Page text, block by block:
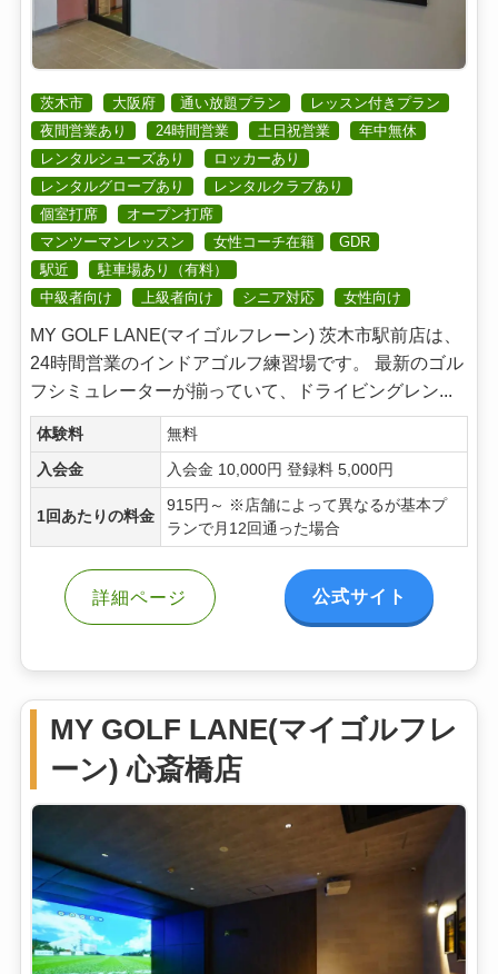
茨木市 大阪府 通い放題プラン
レッスン付きプラン
夜間営業あり
24時間営業 土日祝営業
年中無休
レンタルシューズあり
ロッカーあり
レンタルグローブあり
レンタルクラブあり
個室打席
オープン打席
マンツーマンレッスン
女性コーチ在籍
GDR
駅近
駐車場あり（有料）
中級者向け
上級者向け シニア対応 女性向け
MY GOLF LANE(マイゴルフレーン) 茨木市駅前店は、
24時間営業のインドアゴルフ練習場です。 最新のゴル
フシミュレーターが揃っていて、ドライビングレン...
体験料 無料
入会金 入会金 10,000円 登録料 5,000円
1回あたりの料金
915円～ ※店舗によって異なるが基本プ
ランで月12回通った場合
詳細ページ 公式サイト
MY GOLF LANE(マイゴルフレ
ーン) 心斎橋店